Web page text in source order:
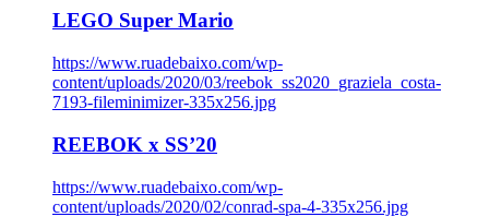
LEGO Super Mario
https://www.ruadebaixo.com/wp-
content/uploads/2020/03/reebok_ss2020_graziela_costa-
7193-fileminimizer-335x256.jpg
REEBOK x SS’20
https://www.ruadebaixo.com/wp-
content/uploads/2020/02/conrad-spa-4-335x256.jpg